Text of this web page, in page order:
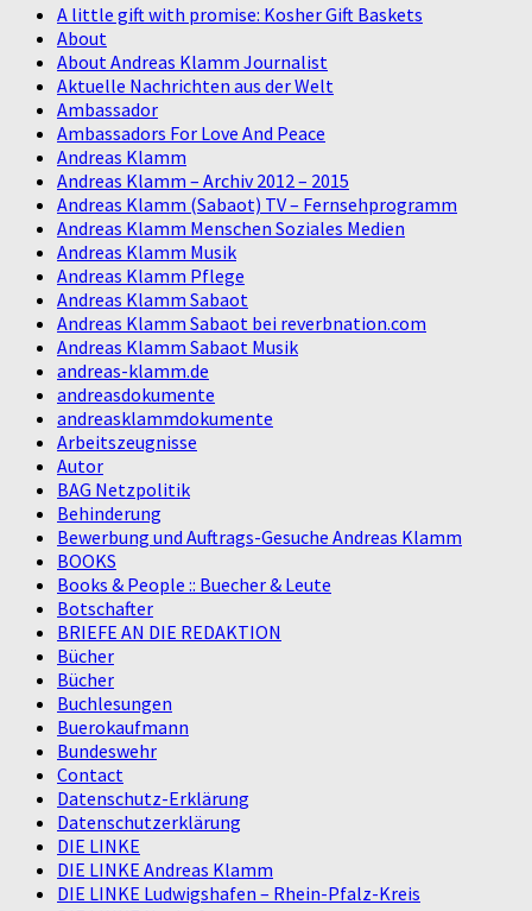
A little gift with promise: Kosher Gift Baskets
About
About Andreas Klamm Journalist
Aktuelle Nachrichten aus der Welt
Ambassador
Ambassadors For Love And Peace
Andreas Klamm
Andreas Klamm – Archiv 2012 – 2015
Andreas Klamm (Sabaot) TV – Fernsehprogramm
Andreas Klamm Menschen Soziales Medien
Andreas Klamm Musik
Andreas Klamm Pflege
Andreas Klamm Sabaot
Andreas Klamm Sabaot bei reverbnation.com
Andreas Klamm Sabaot Musik
andreas-klamm.de
andreasdokumente
andreasklammdokumente
Arbeitszeugnisse
Autor
BAG Netzpolitik
Behinderung
Bewerbung und Auftrags-Gesuche Andreas Klamm
BOOKS
Books & People :: Buecher & Leute
Botschafter
BRIEFE AN DIE REDAKTION
Bücher
Bücher
Buchlesungen
Buerokaufmann
Bundeswehr
Contact
Datenschutz-Erklärung
Datenschutzerklärung
DIE LINKE
DIE LINKE Andreas Klamm
DIE LINKE Ludwigshafen – Rhein-Pfalz-Kreis